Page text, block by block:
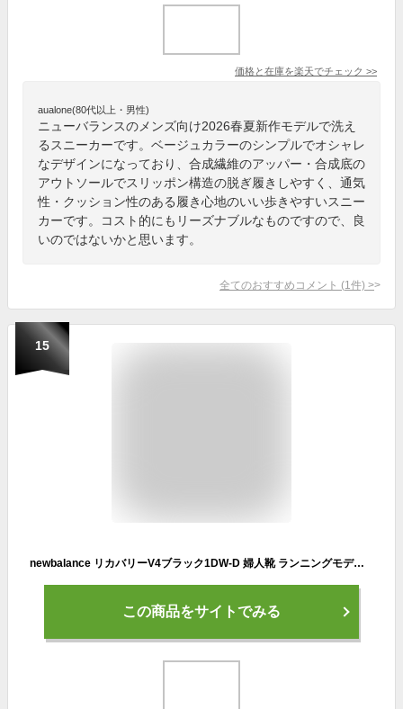
価格と在庫を楽天でチェック >>
aualone(80代以上・男性)
ニューバランスのメンズ向け2026春夏新作モデルで洗え
るスニーカーです。ベージュカラーのシンプルでオシャレ
なデザインになっており、合成繊維のアッパー・合成底の
アウトソールでスリッポン構造の脱ぎ履きしやすく、通気
性・クッション性のある履き心地のいい歩きやすいスニー
カーです。コスト的にもリーズナブルなものですので、良
いのではないかと思います。
全てのおすすめコメント (1 件) >
15
newbalance リカバリーV4ブラック1DW-D 婦人靴 ランニングモデル RCVRY SPORT v4 NB スリッポンモデル レディーススニーカー ウォッシャブル ニューバランス 洗濯機丸洗い ウォーキング スポーツシューズ スリッポン スリップオンモデル MCVRY1DW
この商品をサイトでみる